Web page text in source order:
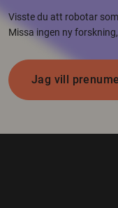
Visste du att robotar
Missa ingen ny
Jag vill